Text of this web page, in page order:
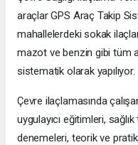
araçlar GPS Araç Takip
mahallelerdeki sokak
mazot ve benzin gibi tüm
sistematik olarak yapılıyor.
Çevre ilaçlamasında
uygulayıcı eğitimleri,
denemeleri, teorik ve